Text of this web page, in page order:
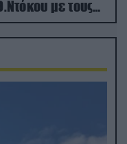
με τους